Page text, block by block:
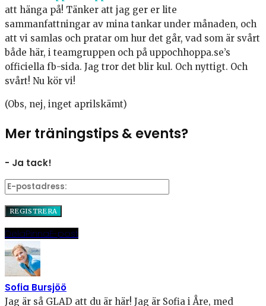
att hänga på! Tänker att jag ger er lite
sammanfattningar av mina tankar under månaden, och
att vi samlas och pratar om hur det går, vad som är svårt
både här, i teamgruppen och på uppochhoppa.se’s
officiella fb-sida. Jag tror det blir kul. Och nyttigt. Och
svårt! Nu kör vi!
(Obs, nej, inget aprilskämt)
Mer träningstips & events?
- Ja tack!
DelaPinnaE-post
Sofia Bursjöö
Jag är så GLAD att du är här! Jag är Sofia i Åre, med